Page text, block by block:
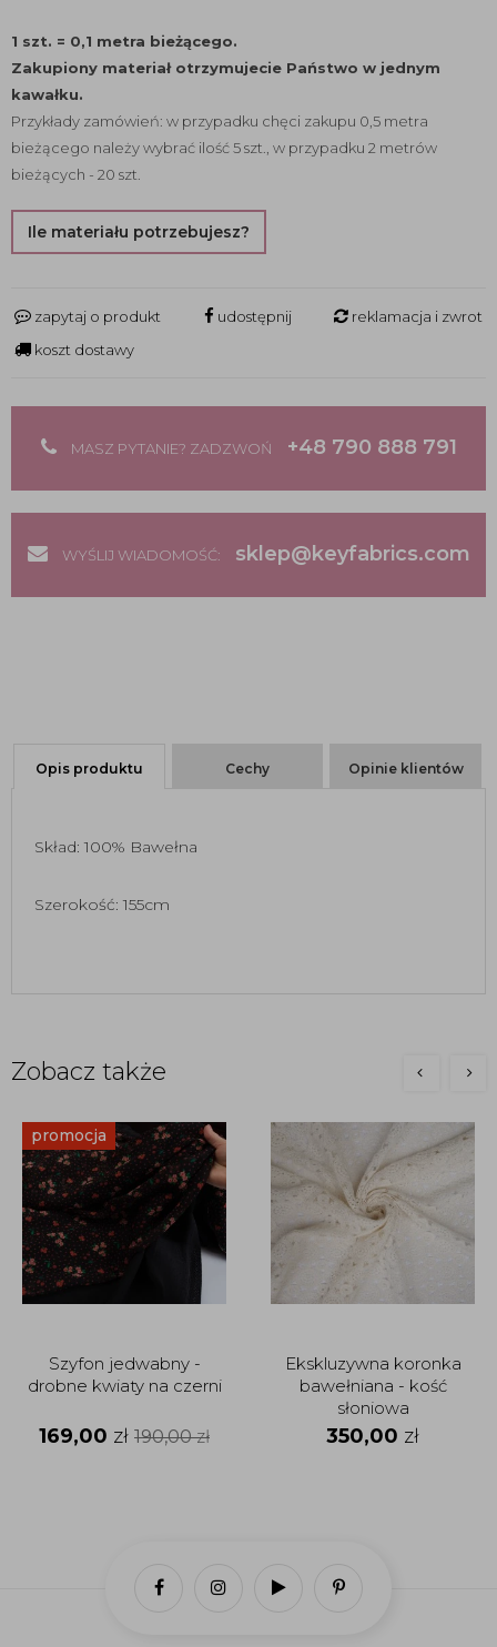
1 szt. = 0,1 metra bieżącego.
Zakupiony materiał otrzymujecie Państwo w jednym
kawałku.
Przykłady zamówień: w przypadku chęci zakupu 0,5 metra
bieżącego należy wybrać ilość 5 szt., w przypadku 2 metrów
bieżących - 20 szt.
Ile materiału potrzebujesz?
zapytaj o produkt udostępnij
reklamacja i zwrot
koszt dostawy
MASZ PYTANIE? ZADZWOŃ +48 790 888 791
WYŚLIJ WIADOMOŚĆ: sklep@keyfabrics.com
Opis produktu Cechy Opinie klientów
Skład: 100% Bawełna
Szerokość: 155cm
Zobacz także
promocja
Szyfon jedwabny -
drobne kwiaty na czerni
169,00 zł 190,00zł
Ekskluzywna koronka
bawełniana - kość
słoniowa
350,00 zł